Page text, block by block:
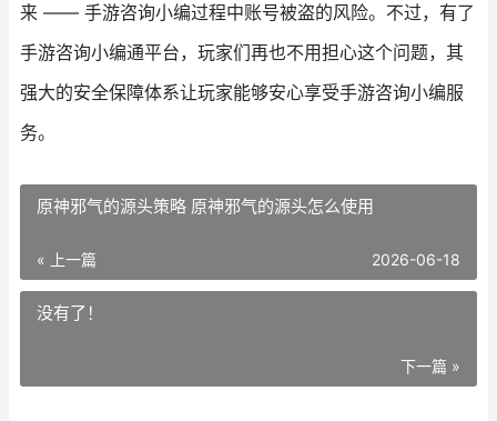
来 —— 手游咨询小编过程中账号被盗的风险。不过，有了
手游咨询小编通平台，玩家们再也不用担心这个问题，其
强大的安全保障体系让玩家能够安心享受手游咨询小编服
务。
原神邪气的源头策略 原神邪气的源头怎么使用
« 上一篇 2026-06-18
没有了！
下一篇 »